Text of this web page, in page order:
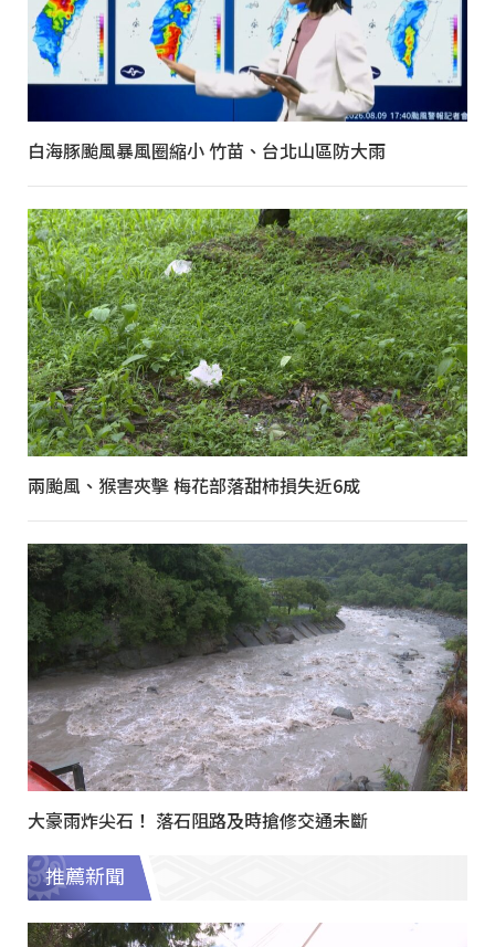
白海豚颱風暴風圈縮小 竹苗、台北山區防大雨
兩颱風、猴害夾擊 梅花部落甜柿損失近6成
大豪雨炸尖石！ 落石阻路及時搶修交通未斷
推薦新聞